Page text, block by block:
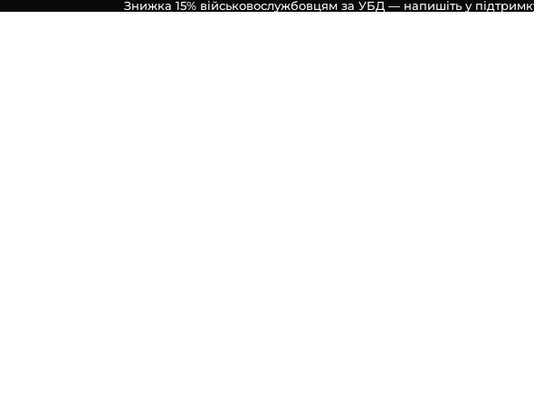
Знижка 15% військовослужбовцям за УБД — напишіть у